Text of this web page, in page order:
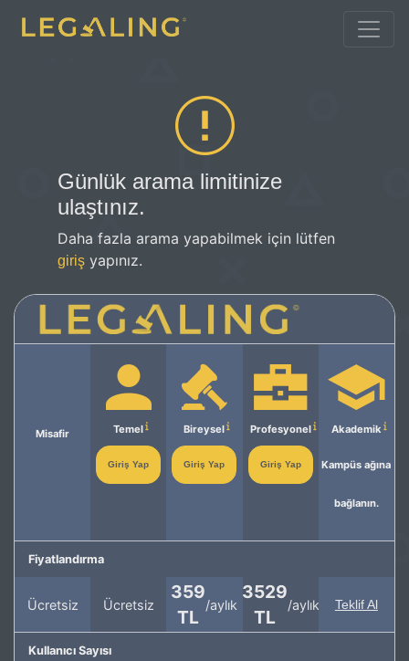
Günlük arama limitinize
ulaştınız.
Daha fazla arama yapabilmek için lütfen
giriş yapınız.
Misafir Temel
Giriş Yap
Bireysel
Giriş Yap
Profesyonel
Giriş Yap
Akademik
Kampüs ağına
bağlanın.
Fiyatlandırma
Ücretsiz Ücretsiz
359
TL
/aylık
3529
TL
/aylık Teklif Al
Kullanıcı Sayısı